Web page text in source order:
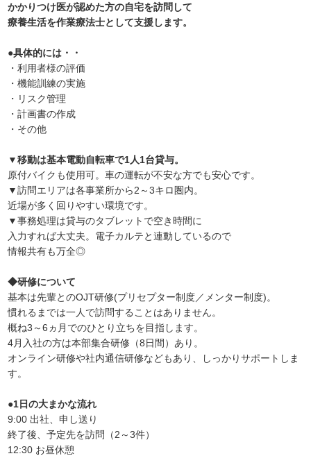
かかりつけ医が認めた方の自宅を訪問して
療養生活を作業療法士として支援します。
●具体的には・・
・利用者様の評価
・機能訓練の実施
・リスク管理
・計画書の作成
・その他
▼移動は基本電動自転車で1人1台貸与。
原付バイクも使用可。車の運転が不安な方でも安心です。
▼訪問エリアは各事業所から2～3キロ圏内。
近場が多く回りやすい環境です。
▼事務処理は貸与のタブレットで空き時間に
入力すれば大丈夫。電子カルテと連動しているので
情報共有も万全◎
◆研修について
基本は先輩とのOJT研修(プリセプター制度／メンター制度)。
慣れるまでは一人で訪問することはありません。
概ね3～6ヵ月でのひとり立ちを目指します。
4月入社の方は本部集合研修（8日間）あり。
オンライン研修や社内通信研修などもあり、しっかりサポートしま
す。
●1日の大まかな流れ
9:00 出社、申し送り
終了後、予定先を訪問（2～3件）
12:30 お昼休憩